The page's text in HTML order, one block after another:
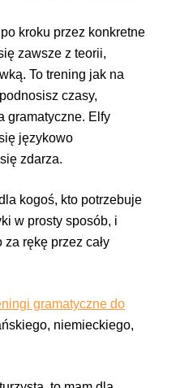
kroku przez konkretne
zawsze z teorii,
To trening jak na
czasy,
gramatyczne. Elfy
językowo
zdarza.
kogoś, kto potrzebuje
w prosty sposób, i
rękę przez cały
gramatyczne do
niemieckiego,